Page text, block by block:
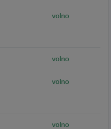
volno
volno
volno
volno